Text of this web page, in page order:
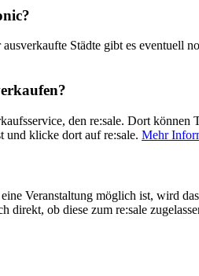
?
ausverkaufte Städte gibt es eventuell
den re:sale. Dort können
und klicke dort auf re:sale. Mehr
Veranstaltung möglich ist, wird
direkt, ob diese zum re:sale